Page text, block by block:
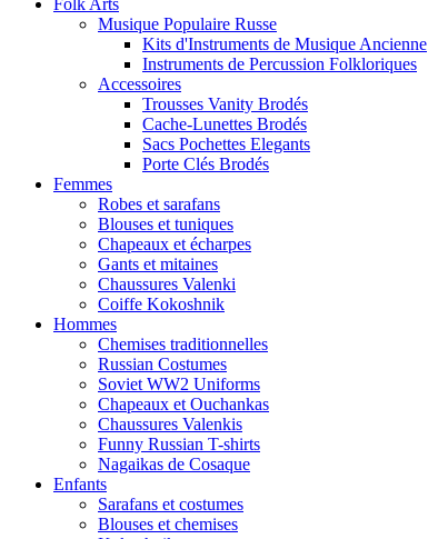
Musique Populaire Russe
Kits d'Instruments de Musique Ancienne
Instruments de Percussion Folkloriques
Accessoires
Trousses Vanity Brodés
Cache-Lunettes Brodés
Sacs Pochettes Elegants
Porte Clés Brodés
Femmes
Robes et sarafans
Blouses et tuniques
Chapeaux et écharpes
Gants et mitaines
Chaussures Valenki
Coiffe Kokoshnik
Hommes
Chemises traditionnelles
Russian Costumes
Soviet WW2 Uniforms
Chapeaux et Ouchankas
Chaussures Valenkis
Funny Russian T-shirts
Nagaikas de Cosaque
Enfants
Sarafans et costumes
Blouses et chemises